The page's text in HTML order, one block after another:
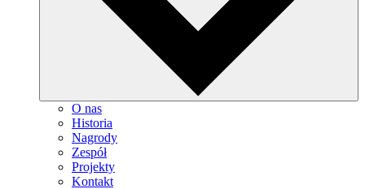
O nas
Historia
Nagrody
Zespół
Projekty
Kontakt